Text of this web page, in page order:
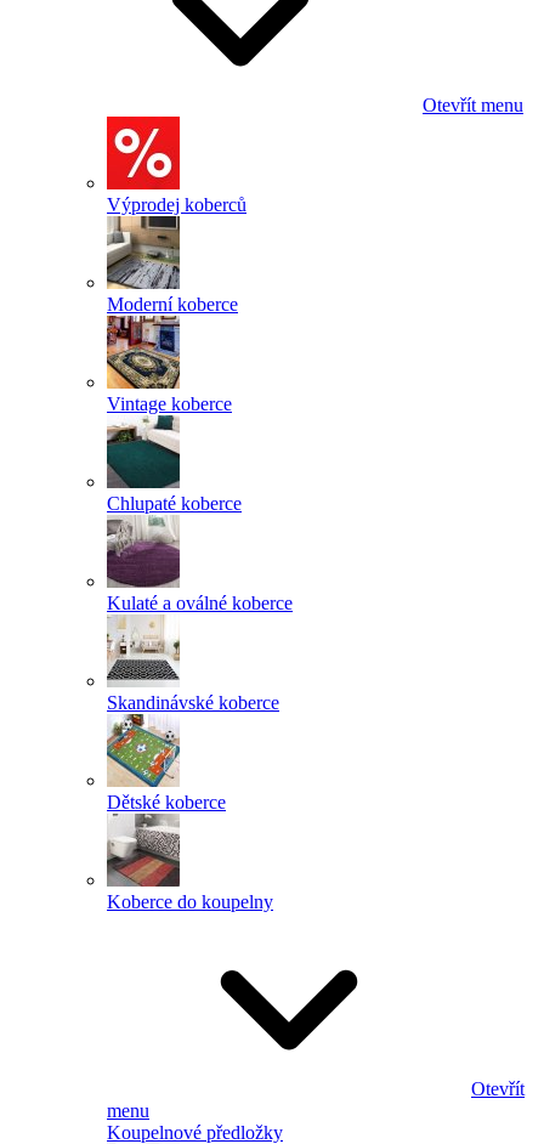
Otevřít menu
Výprodej koberců
Moderní koberce
Vintage koberce
Chlupaté koberce
Kulaté a oválné koberce
Skandinávské koberce
Dětské koberce
Koberce do koupelny
Otevřít
menu
Koupelnové předložky